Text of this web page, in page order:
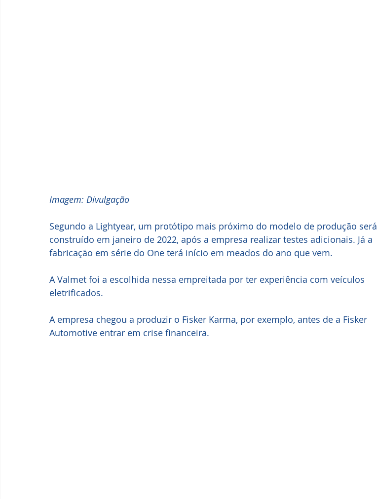
Imagem: Divulgação
Segundo a Lightyear, um protótipo mais próximo do modelo de produção será
construído em janeiro de 2022, após a empresa realizar testes adicionais. Já a
fabricação em série do One terá início em meados do ano que vem.
A Valmet foi a escolhida nessa empreitada por ter experiência com veículos
eletrificados.
A empresa chegou a produzir o Fisker Karma, por exemplo, antes de a Fisker
Automotive entrar em crise financeira.